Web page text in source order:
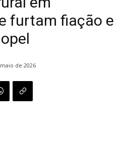
furtam fiação e
de 2026